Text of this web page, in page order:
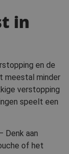
in
en de
meestal minder
verstopping
speelt een
Denk aan
of het